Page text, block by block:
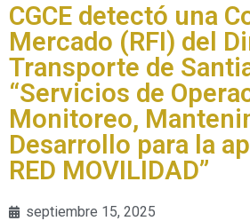
CGCE detectó una
Mercado (RFI) del
Transporte de
“Servicios de
Monitoreo,
Desarrollo para la
RED MOVILIDAD”
septiembre 15, 2025